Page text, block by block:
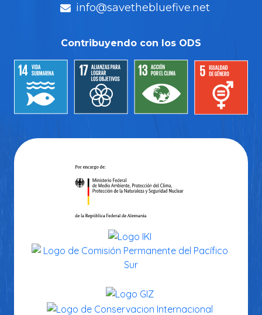
info@savethebluefive.net
Contribuyendo con los ODS